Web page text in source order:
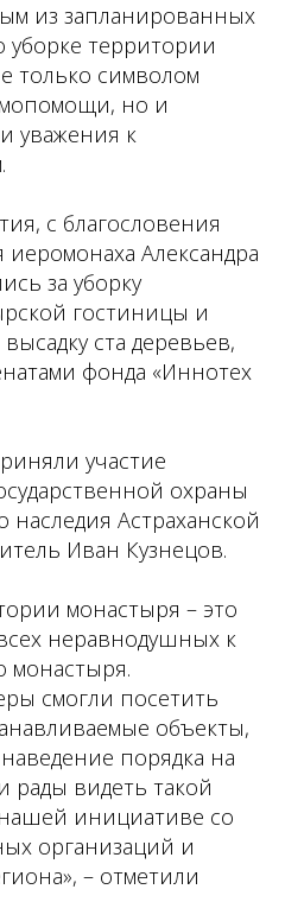
из запланированных
территории
только символом
но и
уважения к
с благословения
Александра
за уборку
гостиницы и
ста деревьев,
фонда «Иннотех
участие
охраны
наследия Астраханской
Иван Кузнецов.
монастыря – это
неравнодушных к
монастыря.
смогли посетить
объекты,
порядка на
видеть такой
инициативе со
организаций и
– отметили